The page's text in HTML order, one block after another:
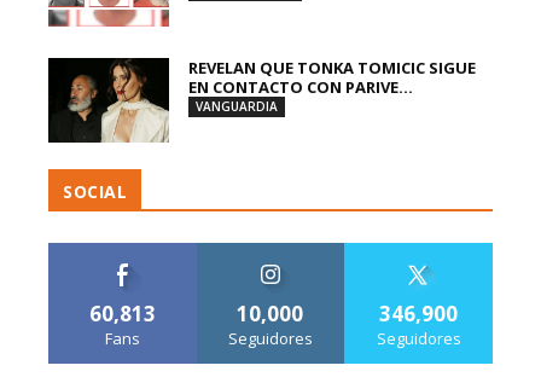
REVELAN QUE TONKA TOMICIC SIGUE
EN CONTACTO CON PARIVE...
VANGUARDIA
SOCIAL
60,813
Fans
10,000
Seguidores
346,900
Seguidores